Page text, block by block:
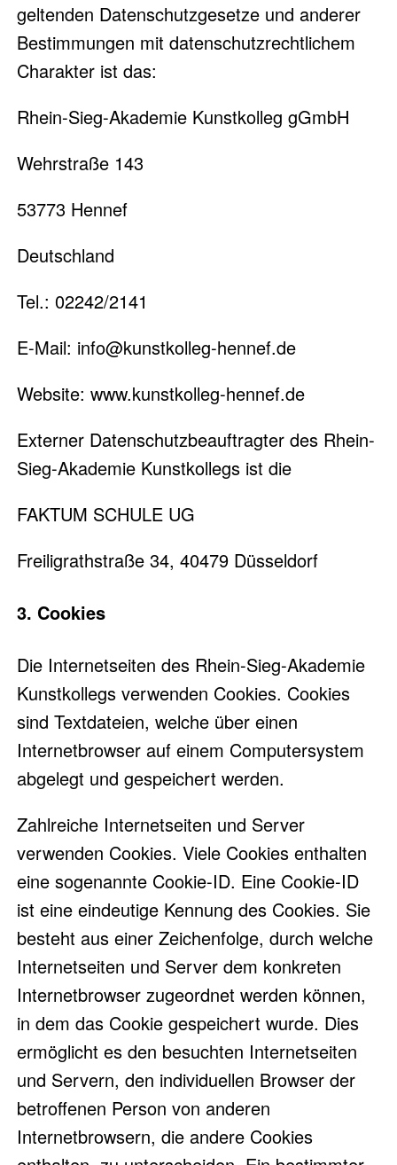
geltenden Datenschutzgesetze und anderer
Bestimmungen mit datenschutzrechtlichem
Charakter ist das:
Rhein-Sieg-Akademie Kunstkolleg gGmbH
Wehrstraße 143
53773 Hennef
Deutschland
Tel.: 02242/2141
E-Mail: info@kunstkolleg-hennef.de
Website: www.kunstkolleg-hennef.de
Externer Datenschutzbeauftragter des Rhein-
Sieg-Akademie Kunstkollegs ist die
FAKTUM SCHULE UG
Freiligrathstraße 34, 40479 Düsseldorf
3. Cookies
Die Internetseiten des Rhein-Sieg-Akademie
Kunstkollegs verwenden Cookies. Cookies
sind Textdateien, welche über einen
Internetbrowser auf einem Computersystem
abgelegt und gespeichert werden.
Zahlreiche Internetseiten und Server
verwenden Cookies. Viele Cookies enthalten
eine sogenannte Cookie-ID. Eine Cookie-ID
ist eine eindeutige Kennung des Cookies. Sie
besteht aus einer Zeichenfolge, durch welche
Internetseiten und Server dem konkreten
Internetbrowser zugeordnet werden können,
in dem das Cookie gespeichert wurde. Dies
ermöglicht es den besuchten Internetseiten
und Servern, den individuellen Browser der
betroffenen Person von anderen
Internetbrowsern, die andere Cookies